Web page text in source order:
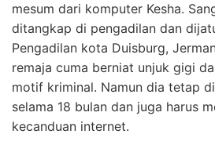
mesum dari komputer Kesha.
ditangkap di pengadilan dan
Pengadilan kota Duisburg,
remaja cuma berniat unjuk gigi
motif kriminal. Namun dia tetap
selama 18 bulan dan juga harus
kecanduan internet.